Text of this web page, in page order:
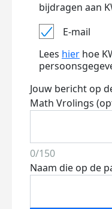
bijdragen aan
E-mail
Lees hier hoe
Jouw bericht op
Math Vrolings
0/150
Naam die op de